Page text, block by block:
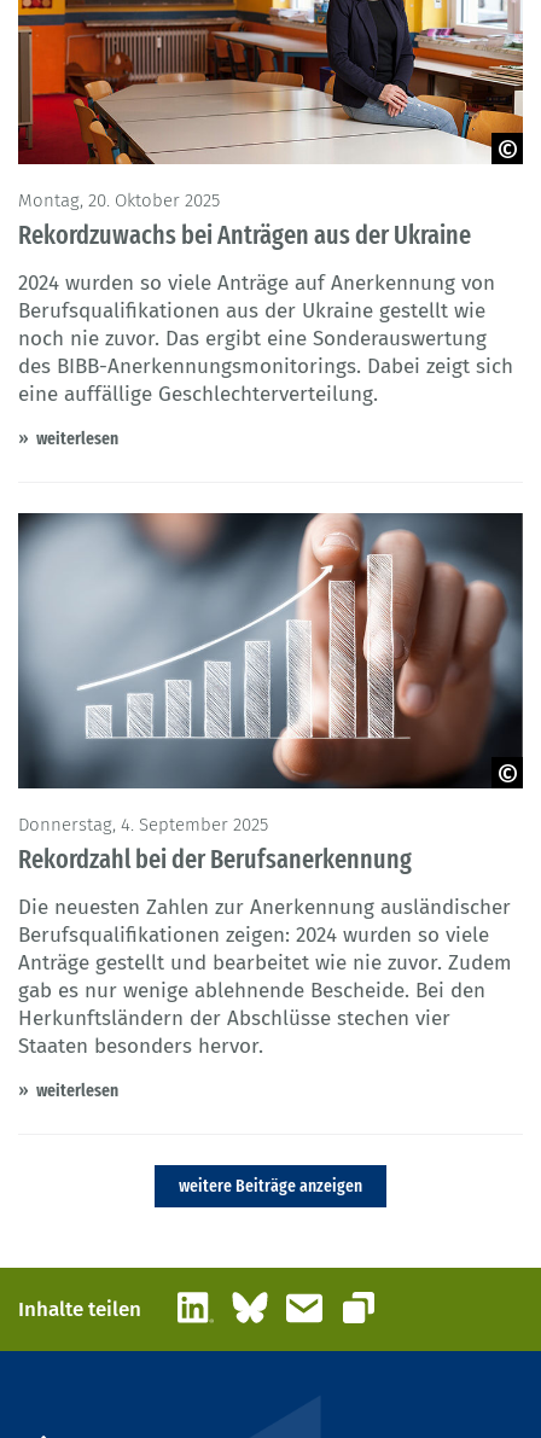
Montag, 20. Oktober 2025
Rekordzuwachs bei Anträgen aus der Ukraine
2024 wurden so viele Anträge auf Anerkennung von
Berufsqualifikationen aus der Ukraine gestellt wie
noch nie zuvor. Das ergibt eine Sonderauswertung
des BIBB-Anerkennungsmonitorings. Dabei zeigt sich
eine auffällige Geschlechterverteilung.
weiterlesen
Donnerstag, 4. September 2025
Rekordzahl bei der Berufsanerkennung
Die neuesten Zahlen zur Anerkennung ausländischer
Berufsqualifikationen zeigen: 2024 wurden so viele
Anträge gestellt und bearbeitet wie nie zuvor. Zudem
gab es nur wenige ablehnende Bescheide. Bei den
Herkunftsländern der Abschlüsse stechen vier
Staaten besonders hervor.
weiterlesen
weitere Beiträge anzeigen
Inhalte teilen LinkedInBlueskyE-Mail
Link kopieren